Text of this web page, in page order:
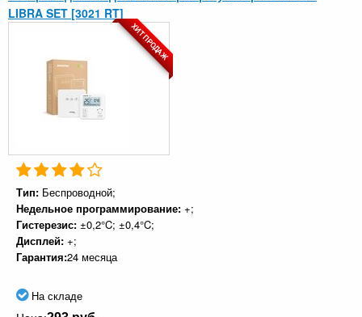
LIBRA SET [3021 RT]
ХИТ ПРОДАЖ
Тип: Беспроводной;
Недельное программирование: +;
Гистерезис: ±0,2°C; ±0,4°C;
Дисплей: +;
Гарантия:24 месяца
На складе